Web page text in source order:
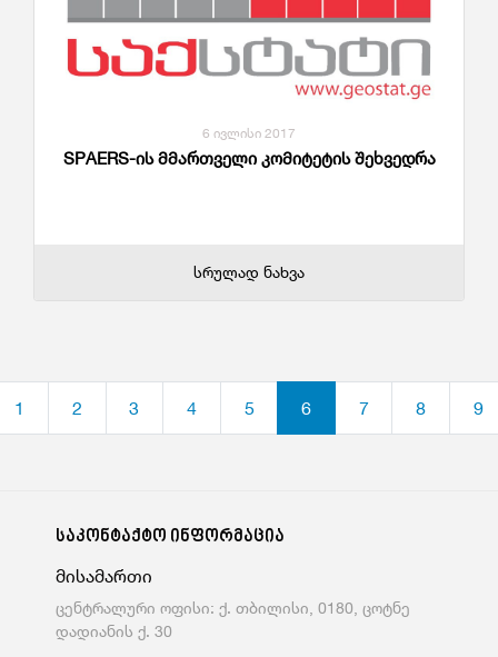
6 ივლისი 2017
SPAERS-ის მმართველი კომიტეტის შეხვედრა
სრულად ნახვა
1 2 3 4 5 6 7 8 9
საკონტაქტო ინფორმაცია
მისამართი
ცენტრალური ოფისი: ქ. თბილისი, 0180, ცოტნე
დადიანის ქ. 30